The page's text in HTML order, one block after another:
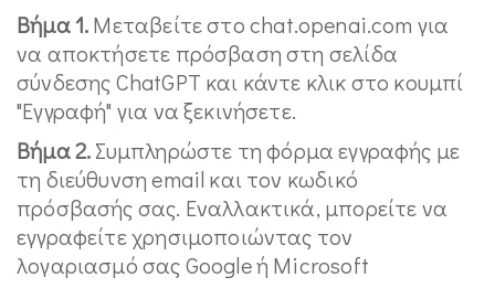
Βήμα 1.Μεταβείτε στο chat.openai.com για
να αποκτήσετε πρόσβαση στη σελίδα
σύνδεσης ChatGPT και κάντε κλικ στο κουμπί
"Εγγραφή" για να ξεκινήσετε.
Βήμα 2.Συμπληρώστε τη φόρμα εγγραφής με
τη διεύθυνση email και τον κωδικό
πρόσβασής σας. Εναλλακτικά, μπορείτε να
εγγραφείτε χρησιμοποιώντας τον
λογαριασμό σας Google ή Microsoft